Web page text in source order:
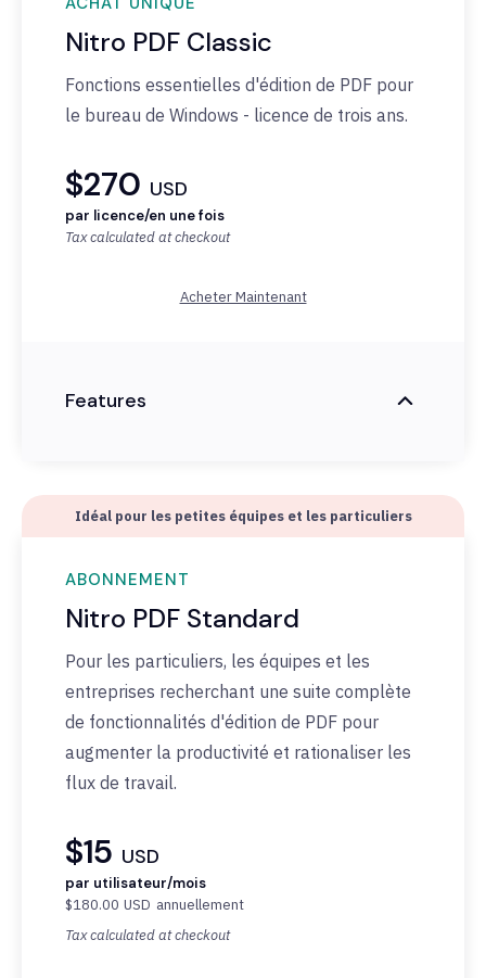
Nitro PDF Classic
Fonctions essentielles d'édition de PDF pour
le bureau de Windows - licence de trois ans.
$270 USD
par licence/en une fois
Tax calculated at checkout
Acheter Maintenant
Features
Idéal pour les petites équipes et les particuliers
ABONNEMENT
Nitro PDF Standard
Pour les particuliers, les équipes et les
entreprises recherchant une suite complète
de fonctionnalités d'édition de PDF pour
augmenter la productivité et rationaliser les
flux de travail.
$15 USD
par utilisateur/mois
$180.00 USD annuellement
Tax calculated at checkout